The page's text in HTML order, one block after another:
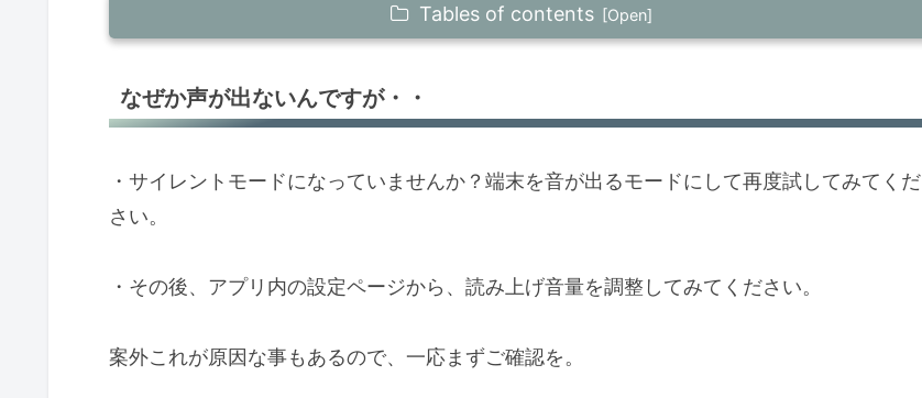
Tables of contents
全く言語リストがそもそも出て来ない？
Googleの音声エンジンがない場合は、インストールできます
なぜか声が出ないんですが・・
・サイレントモードになっていませんか？端末を音が出るモードにして再度試してみてくだ
さい。
・その後、アプリ内の設定ページから、読み上げ音量を調整してみてください。
案外これが原因な事もあるので、一応まずご確認を。